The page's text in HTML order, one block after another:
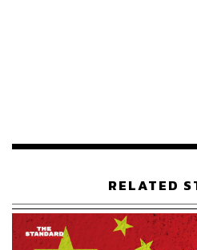
การดำเนินงานไตรมาส 4 จะเพิ่มขึ้
ความต้องการชิปหน่วยความจำ
การเติบโตของธุรกิจชิปหน่วยคว
และทีวียังชะลอตัวเนื่องจากต้นทุ
RELATED